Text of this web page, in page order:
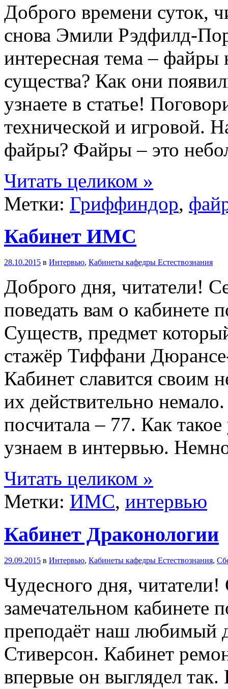
Доброго времени суток,
снова Эмили Рэдфилд-
интересная тема –
существа? Как они
узнаете в статье!
технической и игровой.
файры? Файры – это
Читать целиком »
Метки: Гриффиндор,
Кабинет ИМС
28.10.2015 в Интервью, Кабинеты кафедры Естествознания
Доброго дня, читатели!
поведать вам о
Существ, предмет
стажёр Тиффани
Кабинет славится своим
их действительно
посчитала – 77. Как
узнаем в интервью.
Читать целиком »
Метки: ИМС, интервью
Кабинет Драконологии
29.09.2015 в Интервью, Кабинеты кафедры Естествознания,
Чудесного дня,
замечательном кабинете
преподаёт наш любимый
Стиверсон. Кабинет
впервые он выглядел